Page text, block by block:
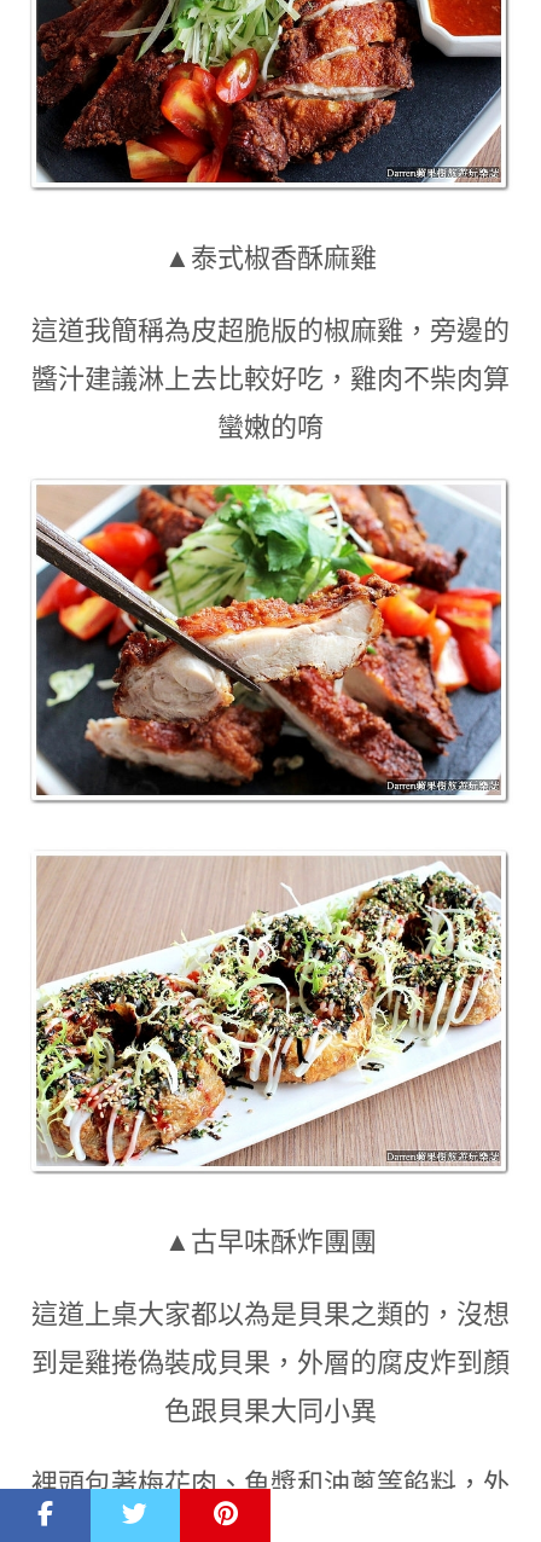
▲泰式椒香酥麻雞
這道我簡稱為皮超脆版的椒麻雞 ，旁邊的
醬汁建議淋上去比較好吃， 雞肉不柴肉算
蠻嫩的唷
▲古早味酥炸團團
這道上桌大家都以為是貝果之類的 ，沒想
到是雞捲偽裝成貝果 ， 外層的腐皮炸到顏
色跟貝果大同小異
裡頭包著梅花肉、魚漿和油蔥等餡料 ， 外
面淋上美奶滋和甜醬